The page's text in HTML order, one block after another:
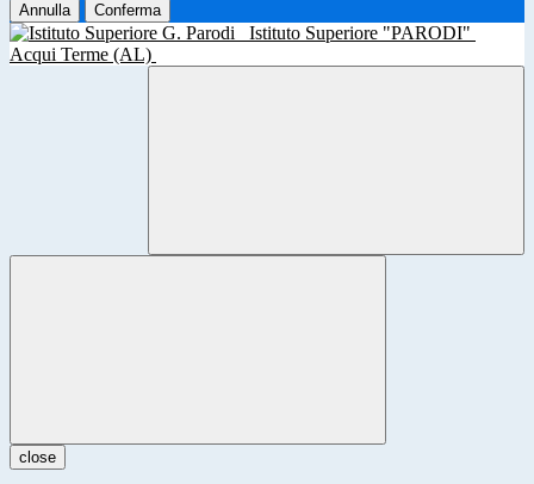
Annulla Conferma
Istituto Superiore "PARODI"
Acqui Terme (AL)
close